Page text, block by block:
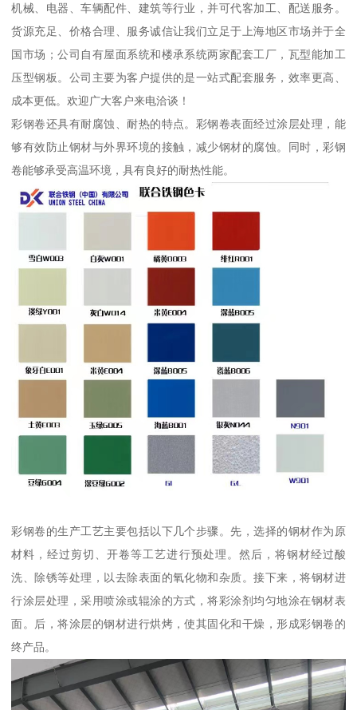
机械、电器、车辆配件、建筑等行业，并可代客加工、配送服务。
货源充足、价格合理、服务诚信让我们立足于上海地区市场并于全
国市场；公司自有屋面系统和楼承系统两家配套工厂，瓦型能加工
压型钢板。公司主要为客户提供的是一站式配套服务，效率更高、
成本更低。欢迎广大客户来电洽谈！
彩钢卷还具有耐腐蚀、耐热的特点。彩钢卷表面经过涂层处理，能
够有效防止钢材与外界环境的接触，减少钢材的腐蚀。同时，彩钢
卷能够承受高温环境，具有良好的耐热性能。
彩钢卷的生产工艺主要包括以下几个步骤。先，选择的钢材作为原
材料，经过剪切、开卷等工艺进行预处理。然后，将钢材经过酸
洗、除锈等处理，以去除表面的氧化物和杂质。接下来，将钢材进
行涂层处理，采用喷涂或辊涂的方式，将彩涂剂均匀地涂在钢材表
面。后，将涂层的钢材进行烘烤，使其固化和干燥，形成彩钢卷的
终产品。